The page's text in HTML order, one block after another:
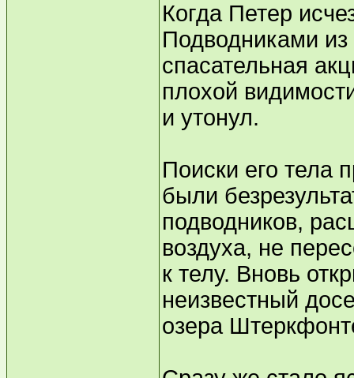
Когда Петер
Подводниками
спасательная
плохой
и утонул.
Поиски его тела
были
подводников,
воздуха, не
к телу. Вновь
неизвестный
озера